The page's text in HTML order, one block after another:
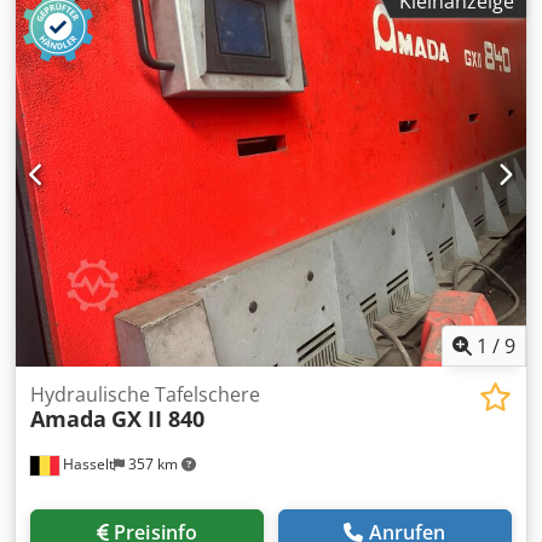
Sicherheitslichtschranke, Typenschild vorhanden,
Winkelanschlag
, Maschine ist im guten zustand voll
funktionsfähig und vor Ort zu Testen. Chjdpozkgf Eefx Am
Asa
1 /9
Hasselt 357 km
Hydraulische Tafelschere
Amada GX II 840
Preisinfo Anrufen